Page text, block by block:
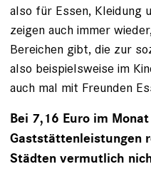
also für Essen, Kleidung
zeigen auch immer
Bereichen gibt, die zur
also beispielsweise im
auch mal mit Freunden
Bei 7,16 Euro im
Gaststättenleistungen
Städten vermutlich